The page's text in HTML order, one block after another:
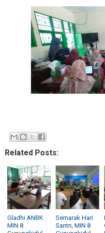
Related Posts:
Gladhi ANBK
MIN 8
Semarak Hari
Santri, MIN 8